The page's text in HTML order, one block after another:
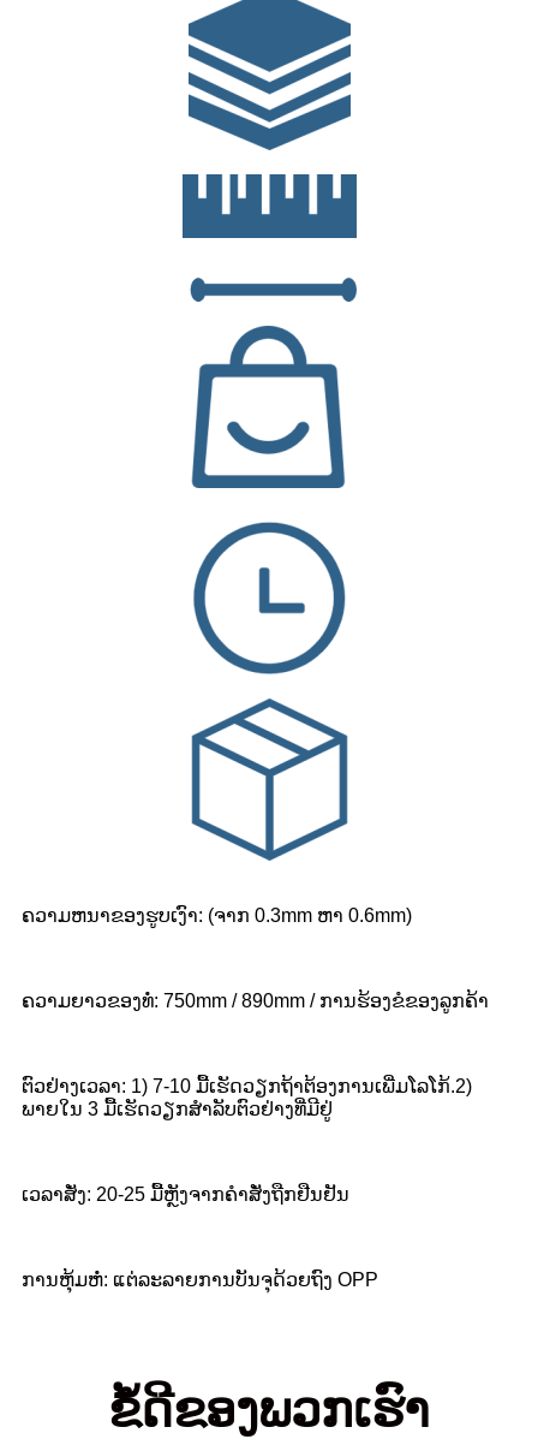
ຄວາມຫນາຂອງຮູບເງົາ: (ຈາກ 0.3mm ຫາ 0.6mm)
ຄວາມຍາວຂອງທໍ່: 750mm / 890mm / ການຮ້ອງຂໍຂອງລູກຄ້າ
ຕົວຢ່າງເວລາ: 1) 7-10 ມື້ເຮັດວຽກຖ້າຕ້ອງການເພີ່ມໂລໂກ້.2)
ພາຍໃນ 3 ມື້ເຮັດວຽກສໍາລັບຕົວຢ່າງທີ່ມີຢູ່
ເວລາສັ່ງ: 20-25 ມື້ຫຼັງຈາກຄໍາສັ່ງຖືກຢືນຢັນ
ການຫຸ້ມຫໍ່: ແຕ່ລະລາຍການບັນຈຸດ້ວຍຖົງ OPP
ຂໍ້ດີຂອງພວກເຮົາ